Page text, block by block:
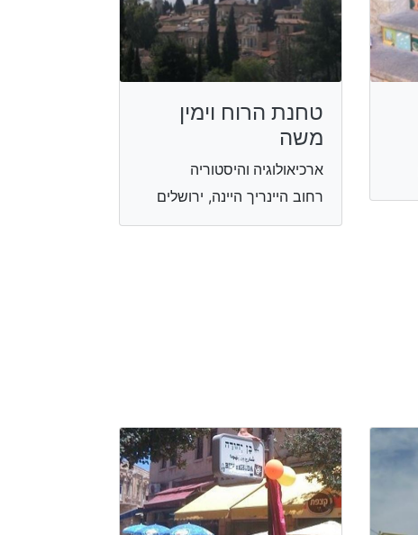
טחנת הרוח וימין
משה
ארכיאולוגיה והיסטוריה
רחוב היינריך היינה, ירושלים